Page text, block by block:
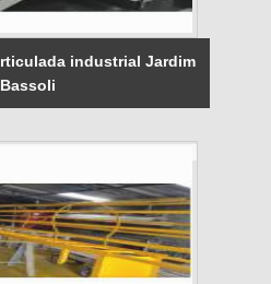
industrial Jardim
Bassoli